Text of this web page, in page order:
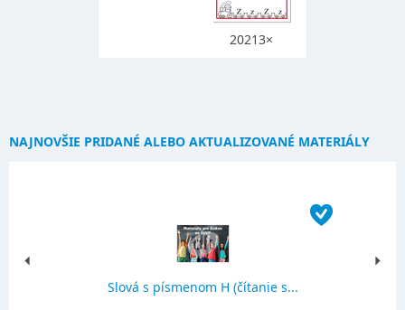
20213×
NAJNOVŠIE PRIDANÉ ALEBO AKTUALIZOVANÉ MATERIÁLY
Slová s písmenom H (čítanie s...